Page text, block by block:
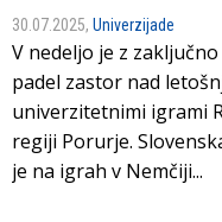
30.07.2025, Univerzijade
V nedeljo je z
padel zastor nad
univerzitetnimi igrami
regiji Porurje.
je na igrah v Nemčiji...